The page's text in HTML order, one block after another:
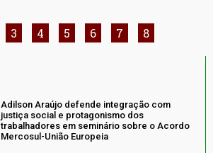
3 4 5 6 7 8
Adilson Araújo defende integração com
justiça social e protagonismo dos
trabalhadores em seminário sobre o Acordo
Mercosul-União Europeia